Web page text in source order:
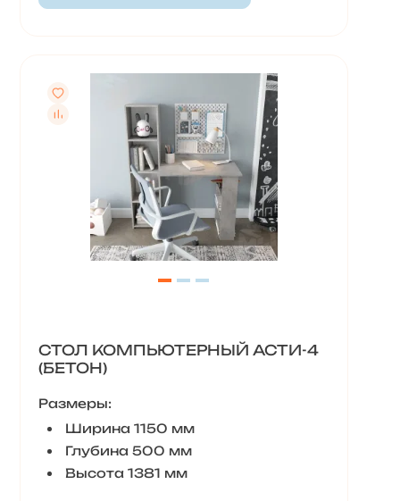
СТОЛ КОМПЬЮТЕРНЫЙ АСТИ-4
(БЕТОН)
Размеры:
Ширина 1150 мм
Глубина 500 мм
Высота 1381 мм